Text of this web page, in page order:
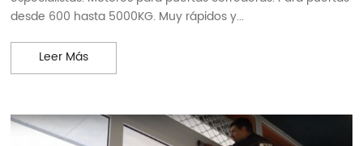
desde 600 hasta 5000KG. Muy rápidos y...
Leer MásCÓMO FUNCIONA EL MOTOR DE PUERTA